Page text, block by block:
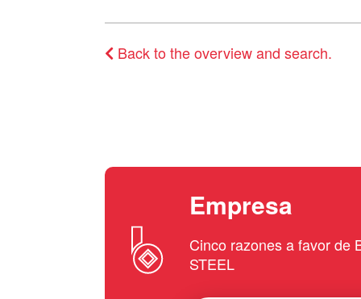
Back to the overview and search.
Empresa
Cinco razones a favor de
STEEL